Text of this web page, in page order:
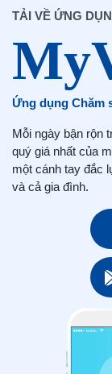
TẢI VỀ ỨNG
Ứng dụng Chăm
Mỗi ngày bận rộn
quý giá nhất của
một cánh tay đắc
và cả gia đình.